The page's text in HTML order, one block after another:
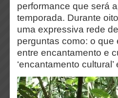
performance que será
temporada. Durante
uma expressiva rede
perguntas como: o
entre encantamento e
‘encantamento